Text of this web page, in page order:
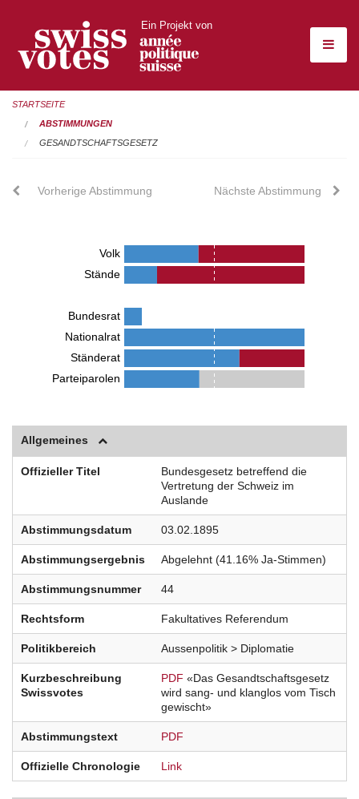
Ein Projekt von
STARTSEITE
ABSTIMMUNGEN
GESANDTSCHAFTSGESETZ
Vorherige Abstimmung Nächste Abstimmung
Volk
Stände
Bundesrat
Nationalrat
Ständerat
Parteiparolen
Allgemeines
Offizieller Titel
Bundesgesetz betreffend die
Vertretung der Schweiz im
Auslande
Abstimmungsdatum 03.02.1895
Abstimmungsergebnis Abgelehnt (41.16% Ja-Stimmen)
Abstimmungsnummer 44
Rechtsform Fakultatives Referendum
Politikbereich Aussenpolitik > Diplomatie
Kurzbeschreibung
Swissvotes
PDF «Das Gesandtschaftsgesetz
wird sang- und klanglos vom Tisch
gewischt»
Abstimmungstext PDF
Offizielle Chronologie Link